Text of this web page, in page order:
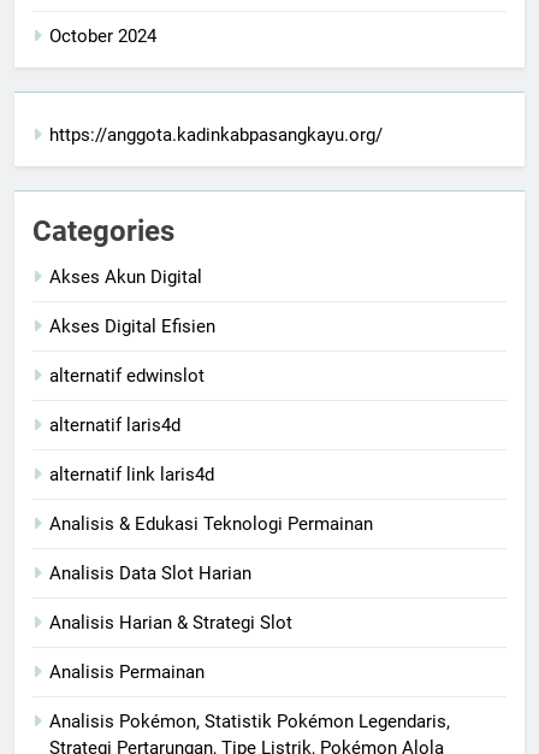
October 2024
https://anggota.kadinkabpasangkayu.org/
Categories
Akses Akun Digital
Akses Digital Efisien
alternatif edwinslot
alternatif laris4d
alternatif link laris4d
Analisis & Edukasi Teknologi Permainan
Analisis Data Slot Harian
Analisis Harian & Strategi Slot
Analisis Permainan
Analisis Pokémon, Statistik Pokémon Legendaris,
Strategi Pertarungan, Tipe Listrik, Pokémon Alola